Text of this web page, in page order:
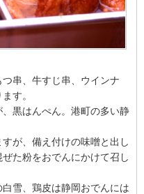
串、牛すじ串、ウインナ
す。
黒はんぺん。港町の多い静
が、備え付けの味噌と出し
た粉をおでんにかけて召し
雪、鶏皮は静岡おでんには